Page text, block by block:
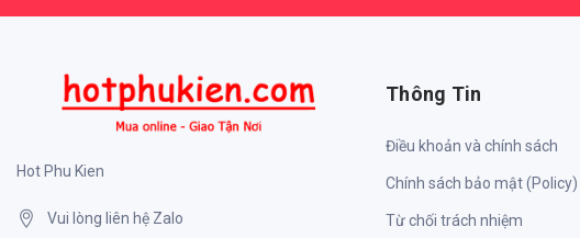
Hot Phu Kien
Vui lòng liên hệ Zalo
Thông Tin
Điều khoản và chính sách
Chính sách bảo mật (Policy)
Từ chối trách nhiệm